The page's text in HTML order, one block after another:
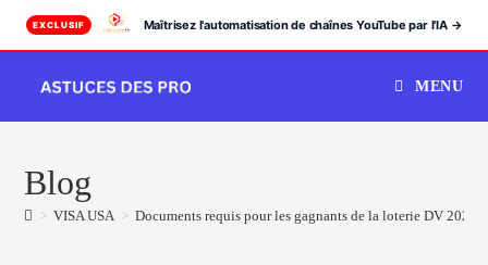
EXCLUSIF Maîtrisez l'automatisation de chaînes YouTube par l'IA →
content
MENU
Blog
> VISA USA > Documents requis pour les gagnants de la loterie DV 2026